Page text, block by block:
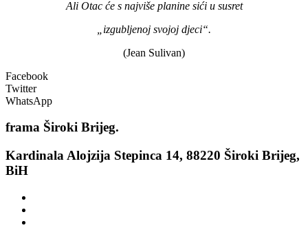
Ali Otac će s najviše planine sići u susret
„izgubljenoj svojoj djeci“.
(Jean Sulivan)
Facebook
Twitter
WhatsApp
frama Široki Brijeg.
Kardinala Alojzija Stepinca 14, 88220 Široki Brijeg,
BiH